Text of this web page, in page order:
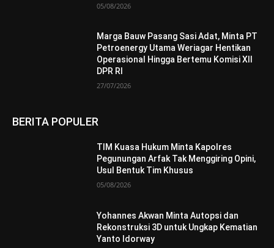
05/08/2026
Marga Bauw Pasang Sasi Adat, Minta PT
Petroenergy Utama Weriagar Hentikan
Operasional Hingga Bertemu Komisi XII
DPR RI
27/07/2026
BERITA POPULER
TIM Kuasa Hukum Minta Kapolres
Pegunungan Arfak Tak Menggiring Opini,
Usul Bentuk Tim Khusus
05/08/2026
Yohannes Akwan Minta Autopsi dan
Rekonstruksi 3D untuk Ungkap Kematian
Yanto Idorway